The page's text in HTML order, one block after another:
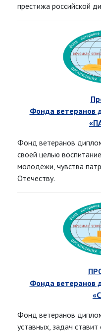
престижа российской
Фонда ветеранов
Фонд ветеранов
своей целью
молодёжи, чувства
Отечеству.
Фонда ветеранов
Фонд ветеранов
уставных, задач